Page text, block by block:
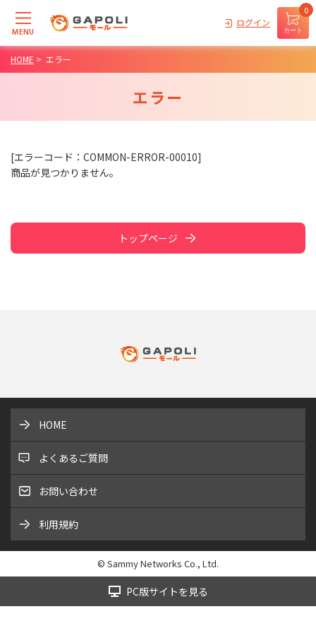
MENU
ログイン
カート
0
HOME > エラー
エラー
[エラーコード：COMMON-ERROR-00010]
商品が見つかりません。
トップページ
HOME
よくあるご質問
お問い合わせ
利用規約
© Sammy Networks Co., Ltd.
PC版サイトを見る